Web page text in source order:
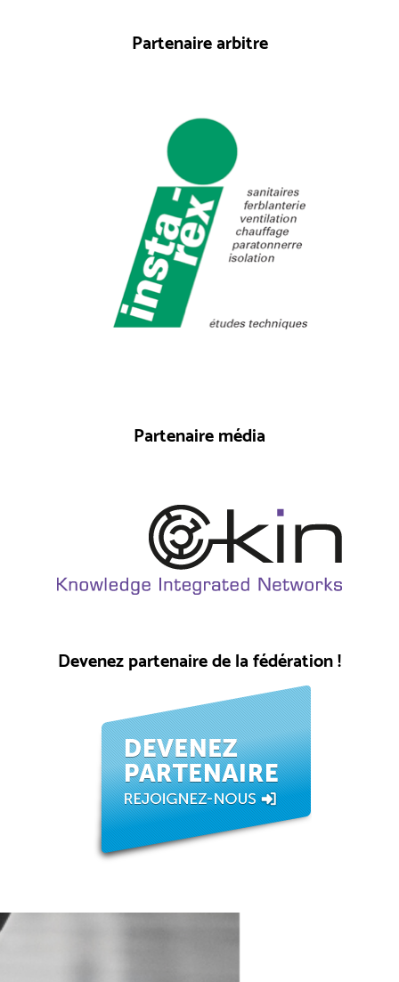
Partenaire arbitre
Partenaire média
Devenez partenaire de la fédération !